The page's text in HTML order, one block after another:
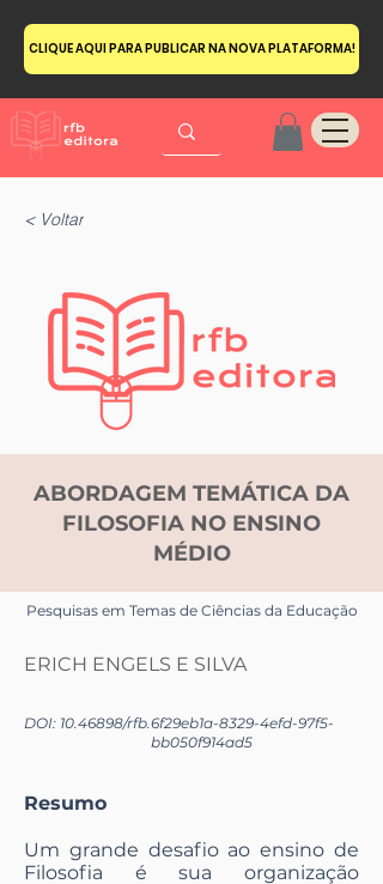
CLIQUE AQUI PARA PUBLICAR NA NOVA PLATAFORMA!
< Voltar
ABORDAGEM TEMÁTICA DA
FILOSOFIA NO ENSINO
MÉDIO
Pesquisas em Temas de Ciências da Educação
ERICH ENGELS E SILVA
DOI: 10.46898/rfb.6f29eb1a-8329-4efd-97f5-
bb050f914ad5
Resumo
Um grande desafio ao ensino de
Filosofia é sua organização